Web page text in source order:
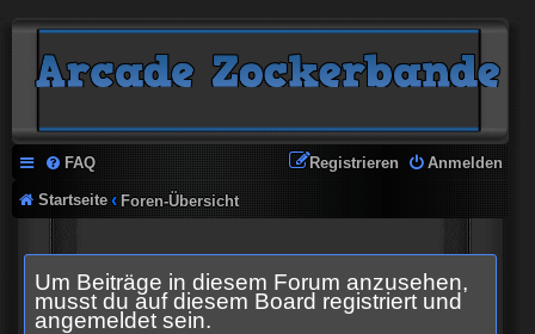
FAQ Anmelden
Registrieren
Startseite Foren-Übersicht
Um Beiträge in diesem Forum anzusehen,
musst du auf diesem Board registriert und
angemeldet sein.